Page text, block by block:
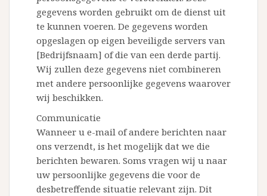
gegevens worden gebruikt om de dienst uit
te kunnen voeren. De gegevens worden
opgeslagen op eigen beveiligde servers van
[Bedrijfsnaam] of die van een derde partij.
Wij zullen deze gegevens niet combineren
met andere persoonlijke gegevens waarover
wij beschikken.
Communicatie
Wanneer u e-mail of andere berichten naar
ons verzendt, is het mogelijk dat we die
berichten bewaren. Soms vragen wij u naar
uw persoonlijke gegevens die voor de
desbetreffende situatie relevant zijn. Dit